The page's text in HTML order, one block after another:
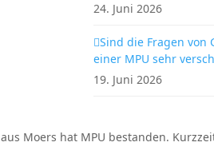
24. Juni 2026
Sind die Fragen von
einer MPU sehr
19. Juni 2026
Moers hat MPU bestanden.